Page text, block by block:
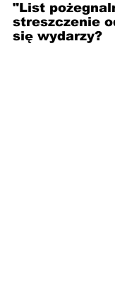
"List
streszczenie
się wydarzy?